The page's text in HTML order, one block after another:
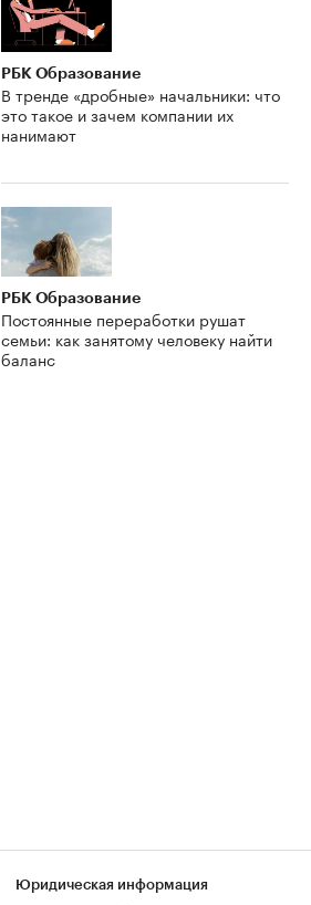
РБК Образование
В тренде «дробные» начальники: что
это такое и зачем компании их
нанимают
РБК Образование
Постоянные переработки рушат
семьи: как занятому человеку найти
баланс
Юридическая информация